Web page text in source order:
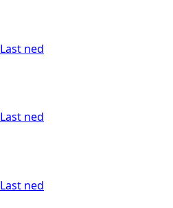
Last ned
Last ned
Last ned